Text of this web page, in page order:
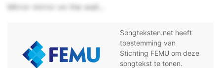
Mirror mirror on the wall...
Songteksten.net heeft
toestemming van
Stichting FEMU om deze
songtekst te tonen.